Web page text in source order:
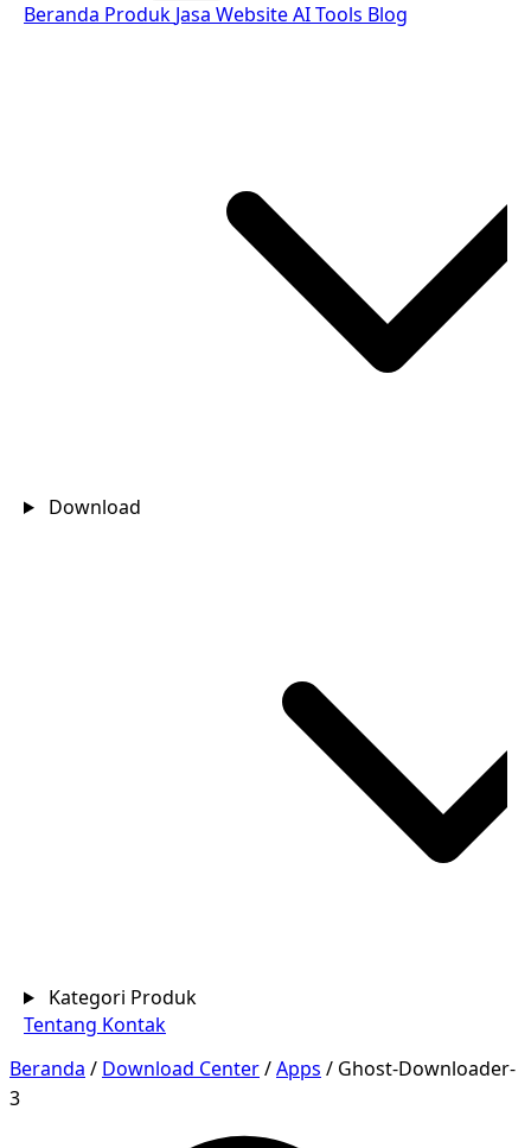
Beranda Produk Jasa WebsiteAI Tools Blog
Download
Kategori Produk
Tentang Kontak
Beranda / Download Center/Apps / Ghost-Downloader-
3